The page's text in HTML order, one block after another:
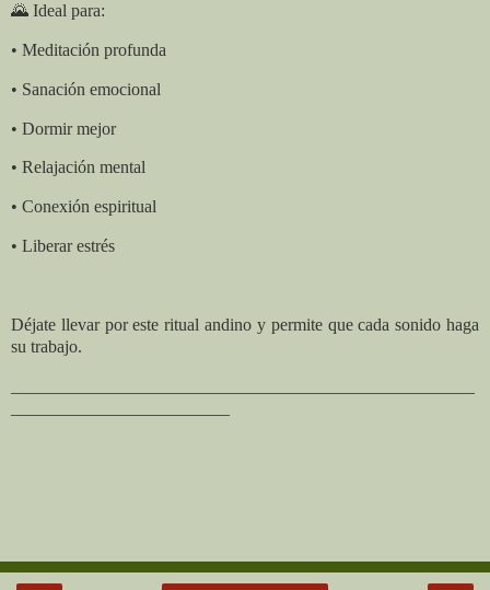
🌄 Ideal para:
• Meditación profunda
• Sanación emocional
• Dormir mejor
• Relajación mental
• Conexión espiritual
• Liberar estrés
Déjate llevar por este ritual andino y permite que cada sonido haga
su trabajo.